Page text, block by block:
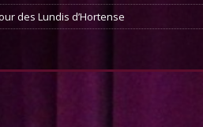
des Lundis d’Hortense